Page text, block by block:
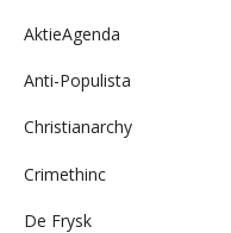
AktieAgenda
Anti-Populista
Christianarchy
Crimethinc
De Frysk